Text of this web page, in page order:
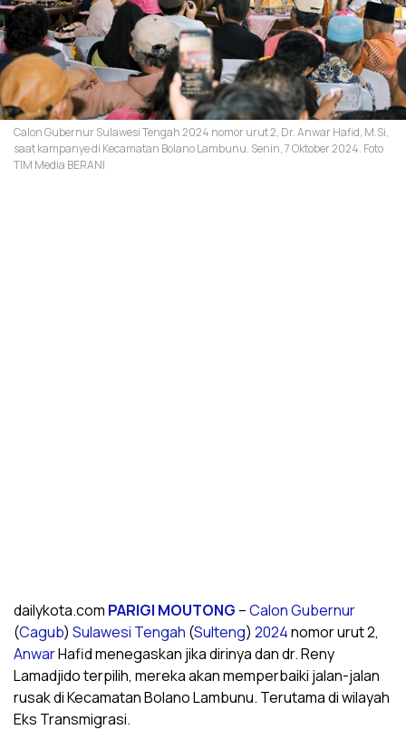
Calon Gubernur Sulawesi Tengah 2024 nomor urut 2, Dr. Anwar Hafid, M.Si,
saat kampanye di Kecamatan Bolano Lambunu. Senin, 7 Oktober 2024. Foto
TIM Media BERANI
dailykota.com PARIGI MOUTONG –Calon Gubernur
(Cagub) Sulawesi Tengah (Sulteng) 2024nomor urut 2,
AnwarHafid menegaskan jika dirinya dan dr. Reny
Lamadjido terpilih, mereka akan memperbaiki jalan-jalan
rusak di Kecamatan Bolano Lambunu. Terutama di wilayah
Eks Transmigrasi.